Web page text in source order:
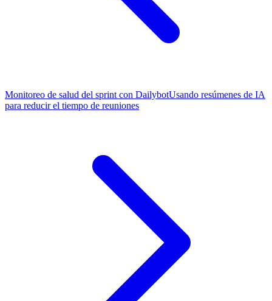
Monitoreo de salud del sprint con DailybotUsando resúmenes de IA
para reducir el tiempo de reuniones